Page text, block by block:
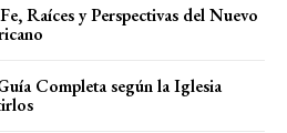
Raíces y Perspectivas del Nuevo
Completa según la Iglesia